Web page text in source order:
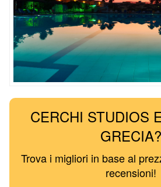
CERCHI STUDIOS
GRECIA?
Trova i migliori in base al
recensioni!